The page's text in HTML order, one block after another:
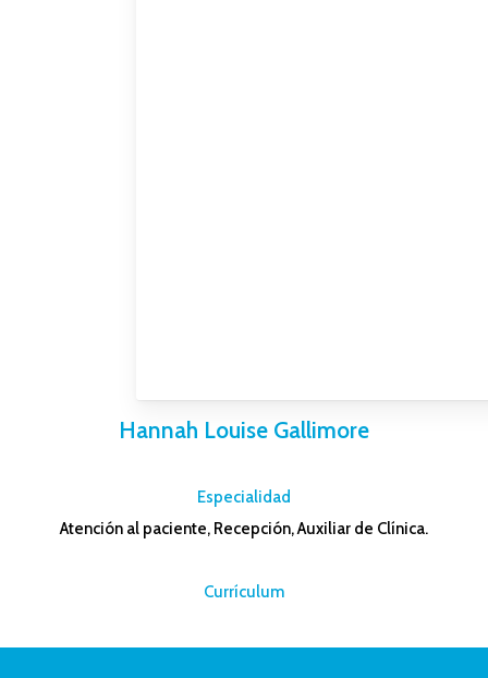
Hannah Louise Gallimore
Especialidad
Atención al paciente, Recepción, Auxiliar de Clínica.
Currículum